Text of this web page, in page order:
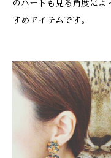
のハートも見る角度によ
すめアイテムです。